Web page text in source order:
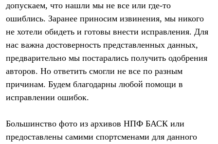
Комбинезоны
Куртки
Утепленная синтетикой
Комбинезоны
Куртки
Брюки
Лёгкая одежда
Футболки
Брюки
Куртки
Флисовая одежда
Куртки
допускаем, что нашли мы не все или где-то
ошиблись. Заранее приносим извинения, мы никого
не хотели обидеть и готовы внести исправления. Для
нас важна достоверность представленных данных,
предварительно мы постарались получить одобрения
авторов. Но ответить смогли не все по разным
причинам. Будем благодарны любой помощи в
исправлении ошибок.
Большинство фото из архивов НПФ БАСК или
предоставлены самими спортсменами для данного